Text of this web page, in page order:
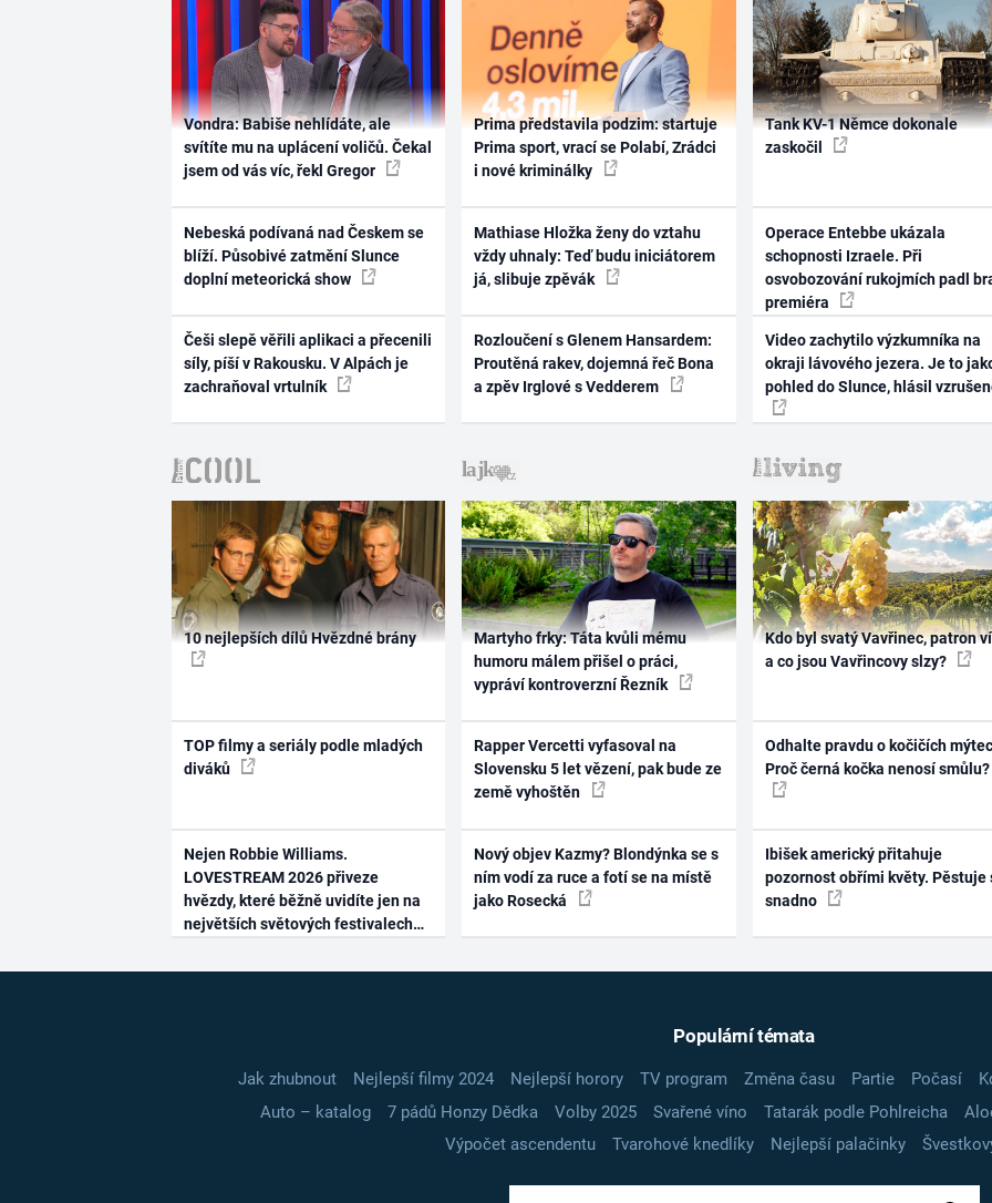
Vondra: Babiše nehlídáte, ale
svítíte mu na uplácení voličů. Čekal
jsem od vás víc, řekl Gregor
Nebeská podívaná nad Českem se
blíží. Působivé zatmění Slunce
doplní meteorická show
Češi slepě věřili aplikaci a přecenili
síly, píší v Rakousku. V Alpách je
zachraňoval vrtulník
Prima představila podzim: startuje
Prima sport, vrací se Polabí, Zrádci
i nové kriminálky
Mathiase Hložka ženy do vztahu
vždy uhnaly: Teď budu iniciátorem
já, slibuje zpěvák
Rozloučení s Glenem Hansardem:
Proutěná rakev, dojemná řeč Bona
a zpěv Irglové s Vedderem
Tank KV-1 Němce dokonale
zaskočil
Operace Entebbe ukázala
schopnosti Izraele. Při
osvobozování rukojmích padl
premiéra
Video zachytilo výzkumníka na
okraji lávového jezera. Je to
pohled do Slunce, hlásil
10 nejlepších dílů Hvězdné brány
TOP filmy a seriály podle mladých
diváků
Nejen Robbie Williams.
LOVESTREAM 2026 přiveze
hvězdy, které běžně uvidíte jen na
největších světových festivalech
Martyho frky: Táta kvůli mému
humoru málem přišel o práci,
vypráví kontroverzní Řezník
Rapper Vercetti vyfasoval na
Slovensku 5 let vězení, pak bude ze
země vyhoštěn
Nový objev Kazmy? Blondýnka se s
ním vodí za ruce a fotí se na místě
jako Rosecká
Kdo byl svatý Vavřinec, patron
a co jsou Vavřincovy slzy?
Odhalte pravdu o kočičích
Proč černá kočka nenosí smůlu?
Ibišek americký přitahuje
pozornost obřími květy. Pěstuje
snadno
Populární témata
Jak zhubnout Nejlepší filmy 2024 Nejlepší horory TV program Změna času Partie Počasí
Auto – katalog
7 pádů Honzy Dědka Volby 2025 Svařené víno Tatarák podle Pohlreicha
Výpočet ascendentu
Tvarohové knedlíky Nejlepší palačinky